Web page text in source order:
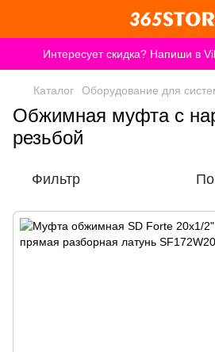
Интересует скидка? Напиши в
Каталог Оборудование для
Обжимная муфта с
резьбой
Фильтр